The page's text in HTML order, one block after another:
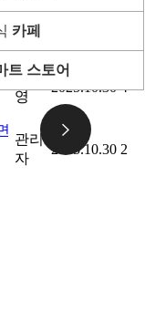
관리
자
우태
영
2025.10.30 4
관리
자
2025.10.30 2
카페
트 스토어